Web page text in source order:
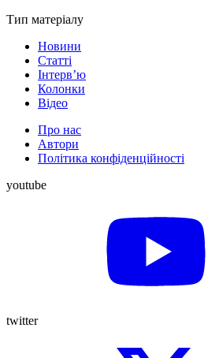
Тип матеріалу
Новини
Статті
Інтерв’ю
Колонки
Відео
Про нас
Автори
Політика конфіденційності
youtube
twitter